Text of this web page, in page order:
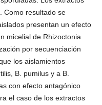
Como resultado se
presentan un efecto
micelial de Rhizoctonia
por secuenciación
los aislamientos
B. pumilus y a B.
con efecto antagónico
el caso de los extractos